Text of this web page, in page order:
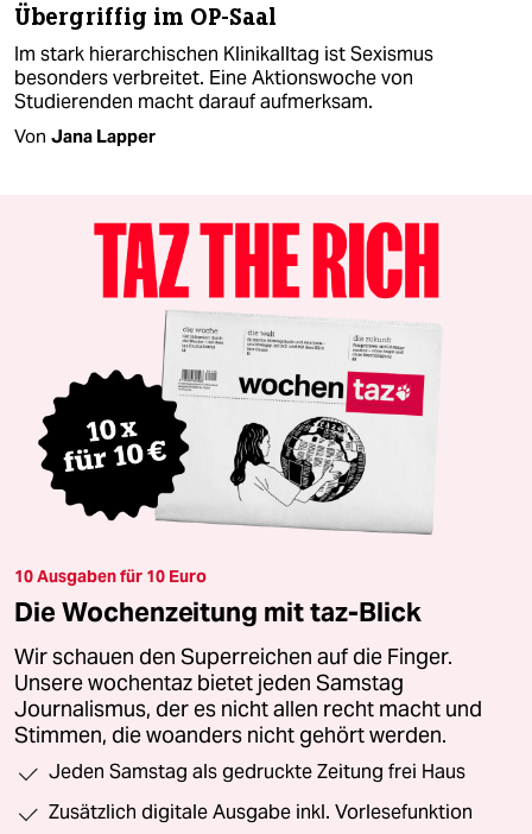
Übergriffig im OP-Saal
Im stark hierarchischen Klinikalltag ist Sexismus
besonders verbreitet. Eine Aktionswoche von
Studierenden macht darauf aufmerksam.
Von Jana Lapper
10 Ausgaben für 10 Euro
Die Wochenzeitung mit taz-Blick
Wir schauen den Superreichen auf die Finger.
Unsere wochentaz bietet jeden Samstag
Journalismus, der es nicht allen recht macht und
Stimmen, die woanders nicht gehört werden.
Jeden Samstag als gedruckte Zeitung frei Haus
Zusätzlich digitale Ausgabe inkl. Vorlesefunktion